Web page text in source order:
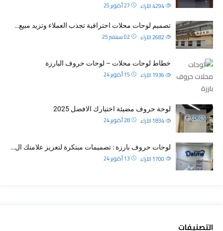
27 أكتوبر 25 الآراء
تصميم لوحات محلات احترافية تجذب العملاء وتزيد مبيع…
02 سبتمبر 25 الآراء
خطاط لوحات محلات – لوحات حروف البارزة
15 أكتوبر 24 الآراء
لوحة حروف مضيئة اختيارك الافضل 2025
28 أكتوبر 24 الآراء
لوحات حروف بارزة : تصميمات مبتكرة لتعزيز علامتك ال…
13 أكتوبر 24 الآراء
التصنيفات